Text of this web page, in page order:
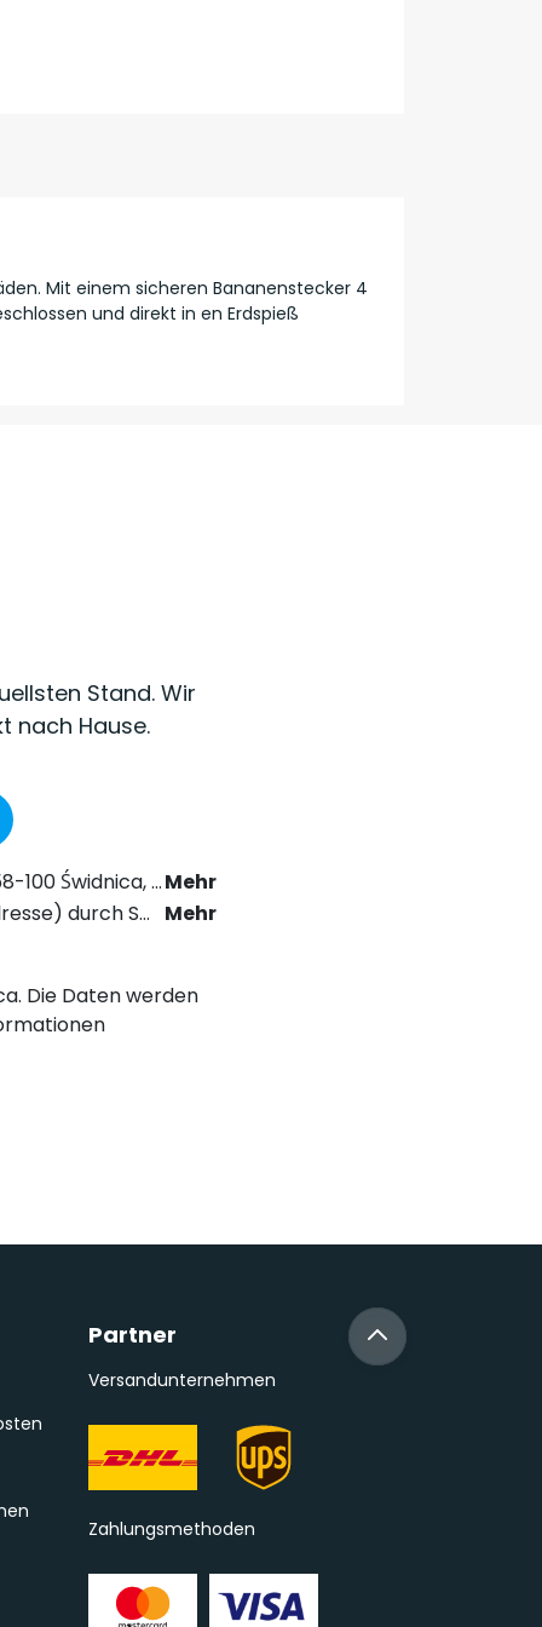
Mit einem sicheren Bananenstecker 4
und direkt in en Erdspieß
Stand. Wir
nach Hause.
der elektronischen Kommunikation zu erhalten.
Mehr
a) der Datenschutz-Grundverordnung (DSGVO).
Mehr
Die Daten werden
Partner
Versandunternehmen
Zahlungsmethoden